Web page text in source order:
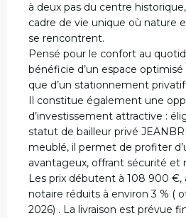
à deux pas du centre
cadre de vie unique où nature
se rencontrent.
Pensé pour le confort au
bénéficie d’un espace
que d’un stationnement privatif.
Il constitue également une
d’investissement attractive :
statut de bailleur privé
meublé, il permet de profiter
avantageux, offrant sécurité
Les prix débutent à 108 900 €,
notaire réduits à environ 3 % (
2026) . La livraison est prévue